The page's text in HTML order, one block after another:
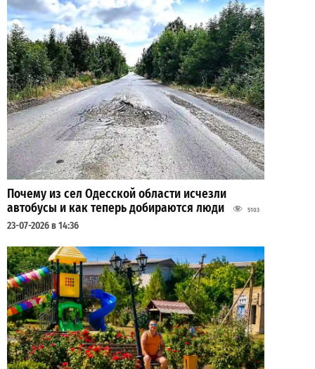
Почему из сел Одесской области исчезли
автобусы и как теперь добираются люди
5103
23-07-2026 в 14:36